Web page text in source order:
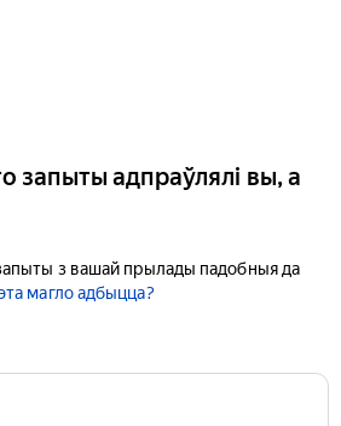
запыты адпраўлялі вы, а
з вашай прылады падобныя да
магло адбыцца?